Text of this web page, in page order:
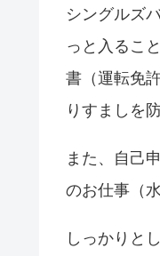
シングルズ
っと入るこ
書（運転免
りすましを
また、自己
のお仕事（
しっかりと